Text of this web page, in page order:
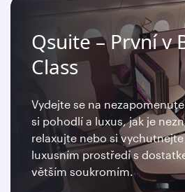
Qsuite – První v
Class
Vydejte se na
si pohodlí a luxus, jak je
relaxujte nebo si
luxusním prostředí s
větším soukromím.